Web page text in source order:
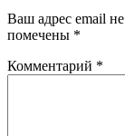
Ваш адрес email
помечены *
Комментарий *